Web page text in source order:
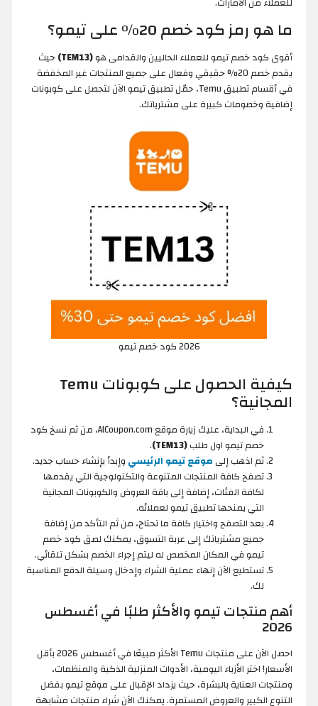
ما هو رمز كود خصم 20% على تيمو؟
أقوى كود خصم تيمو للعملاء الحاليين والقدامى هو(TEM13)
حيث
يقدم خصم 20% حقيقي وفعال على جميع المنتجات غير المخفضة
في أقسام تطبيق Temu، حمّل تطبيق تيمو الآن لتحصل على كوبونات
إضافية وخصومات كبيرة على مشترياتك.
2026 كود خصم تيمو
كيفية الحصول على كوبونات Temu
المجانية؟
في البداية، عليك زيارة موقع AlCoupon.com، من ثم نسخ كود
خصم تيمو اول طلب(TEM13)
.
ثم اذهب إلى موقع تيمو الرئيسي وإبدأ بإنشاء حساب جديد.
تصفح كافة المنتجات المتنوعة والتكنولوجية التي يقدمها
لكافة الفئات، إضافة إلى باقة العروض والكوبونات المجانية
التي يمنحها تطبيق تيمو لعملائه.
بعد التصفح واختيار كافة ما تحتاج، من ثم التأكد من إضافة
جميع مشترياتك إلى عربة التسوق، يمكنك لصق كود خصم
تيمو في المكان المخصص له ليتم إجراء الخصم بشكل تلقائي.
تستطيع الآن إنهاء عملية الشراء وإدخال وسيلة الدفع المناسبة
لك.
أهم منتجات تيمو والأكثر طلبًا في أغسطس
2026
احصل الآن على منتجات Temu الأكثر مبيعًا في أغسطس 2026 بأقل
الأسعار! اختر الأزياء اليومية، الأدوات المنزلية الذكية والمنظمات،
ومنتجات العناية بالبشرة، حيث يزداد الإقبال على موقع تيمو بفضل
التنوع الكبير والعروض المستمرة. يمكنك الآن شراء منتجات مشابهة